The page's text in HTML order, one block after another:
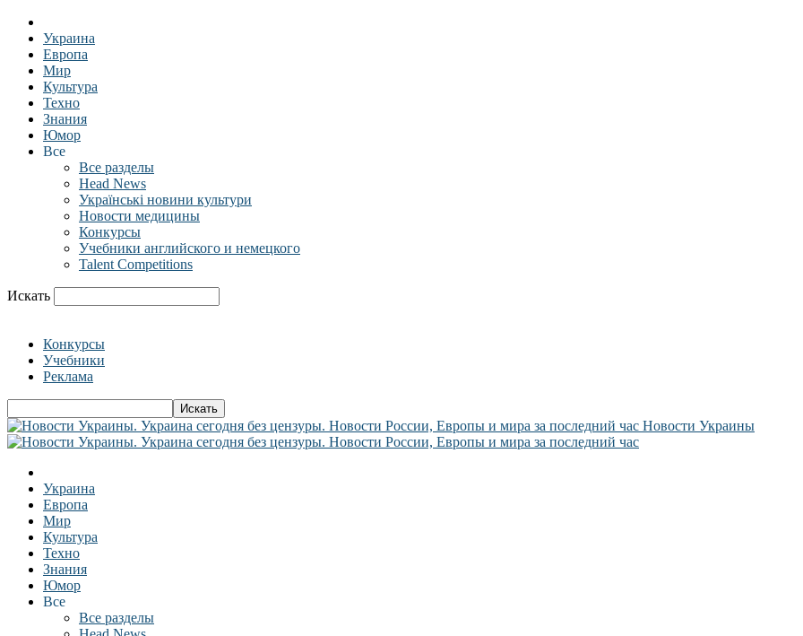
Украина
Европа
Мир
Культура
Техно
Знания
Юмор
Все
Все разделы
Head News
Українські новини культури
Новости медицины
Конкурсы
Учебники английского и немецкого
Talent Competitions
Искать
Конкурсы
Учебники
Реклама
Новости Украины
Украина
Европа
Мир
Культура
Техно
Знания
Юмор
Все
Все разделы